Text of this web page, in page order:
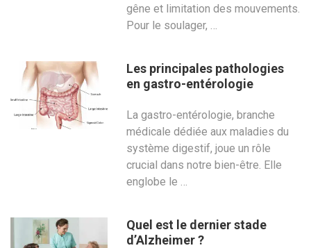
gêne et limitation des mouvements.
Pour le soulager, …
Les principales pathologies
en gastro-entérologie
La gastro-entérologie, branche
médicale dédiée aux maladies du
système digestif, joue un rôle
crucial dans notre bien-être. Elle
englobe le …
Quel est le dernier stade
d’Alzheimer ?